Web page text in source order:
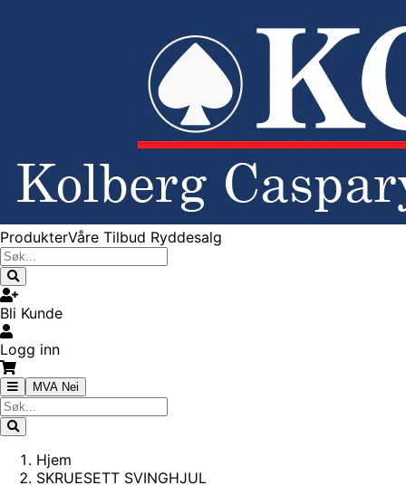
ProdukterVåre Tilbud Ryddesalg
Bli Kunde
Logg inn
MVA Nei
Hjem
SKRUESETT SVINGHJUL